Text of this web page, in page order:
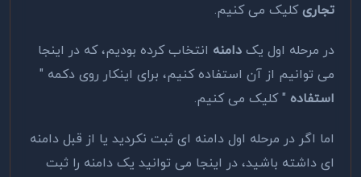
تجاریکلیک می کنیم.
در مرحله اول یک دامنه انتخاب کرده بودیم، که در اینجا
می توانیم از آن استفاده کنیم، برای اینکار روی دکمه "
استفاده " کلیک می کنیم.
اما اگر در مرحله اول دامنه ای ثبت نکردید یا از قبل دامنه
ای داشته باشید، در اینجا می توانید یک دامنه را ثبت